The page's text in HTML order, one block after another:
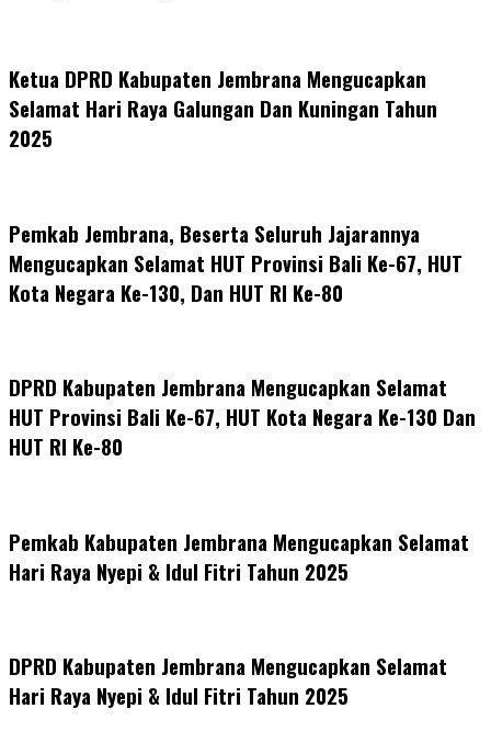
Ketua DPRD Kabupaten Jembrana Mengucapkan
Selamat Hari Raya Galungan Dan Kuningan Tahun
2025
Pemkab Jembrana, Beserta Seluruh Jajarannya
Mengucapkan Selamat HUT Provinsi Bali Ke-67, HUT
Kota Negara Ke-130, Dan HUT RI Ke-80
DPRD Kabupaten Jembrana Mengucapkan Selamat
HUT Provinsi Bali Ke-67, HUT Kota Negara Ke-130 Dan
HUT RI Ke-80
Pemkab Kabupaten Jembrana Mengucapkan Selamat
Hari Raya Nyepi & Idul Fitri Tahun 2025
DPRD Kabupaten Jembrana Mengucapkan Selamat
Hari Raya Nyepi & Idul Fitri Tahun 2025